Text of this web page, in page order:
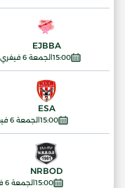
15:00الجمعة 6 فيفري 2026
EJBBA
15:00الجمعة 6 فيفري 2026
ESA
15:00الجمعة 6 فيفري 2026
NRBOD